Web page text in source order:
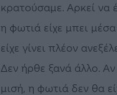
κρατούσαμε. Αρκεί να
η φωτιά είχε μπει
είχε γίνει πλέον
Δεν ήρθε ξανά άλλο. Αν
μισή, η φωτιά δεν θα